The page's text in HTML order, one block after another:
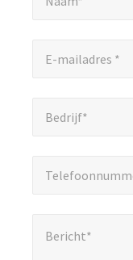
aan.
E-mailadres *
Bedrijf*
Bericht*